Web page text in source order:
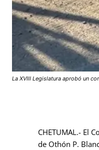
La XVIII Legislatura aprobó un
CHETUMAL.- El
de Othón P.